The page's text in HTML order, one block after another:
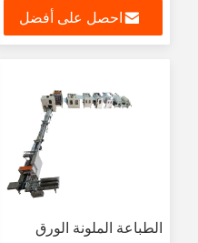
احصل على أفضل
الطباعة الملونة الورق